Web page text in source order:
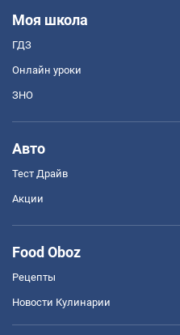
Моя школа
ГДЗ
Онлайн уроки
ЗНО
Авто
Тест Драйв
Акции
Food Oboz
Рецепты
Новости Кулинарии